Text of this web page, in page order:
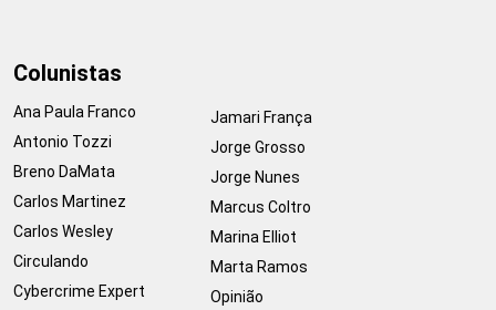
Colunistas
Ana Paula Franco
Antonio Tozzi
Breno DaMata
Carlos Martinez
Carlos Wesley
Circulando
Cybercrime Expert
Jamari França
Jorge Grosso
Jorge Nunes
Marcus Coltro
Marina Elliot
Marta Ramos
Opinião